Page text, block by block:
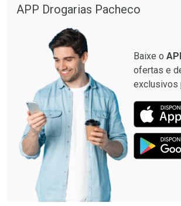
APP Drogarias Pacheco
Baixe o
ofertas e
exclusivos